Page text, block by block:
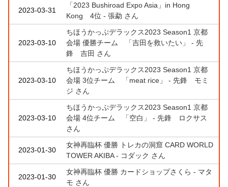
2023-03-31
「2023 Bushiroad Expo Asia」in Hong
Kong 4位 - 張勐 さん
2023-03-10
ちほうかっぷデラックス2023 Season1 京都
会場 優勝チーム 「吉田を救いたい」 - 先
鋒 吉田 さん
2023-03-10
ちほうかっぷデラックス2023 Season1 京都
会場 3位チーム 「meat rice」 - 先鋒 モミ
ジ さん
2023-03-10
ちほうかっぷデラックス2023 Season1 京都
会場 4位チーム 「空白」 - 先鋒 ロクサス
さん
2023-01-30
女神再臨杯 優勝 トレカの洞窟 CARD WORLD
TOWER AKIBA - コダック さん
2023-01-30
女神再臨杯 優勝 カードショップさくら - マタ
モ さん